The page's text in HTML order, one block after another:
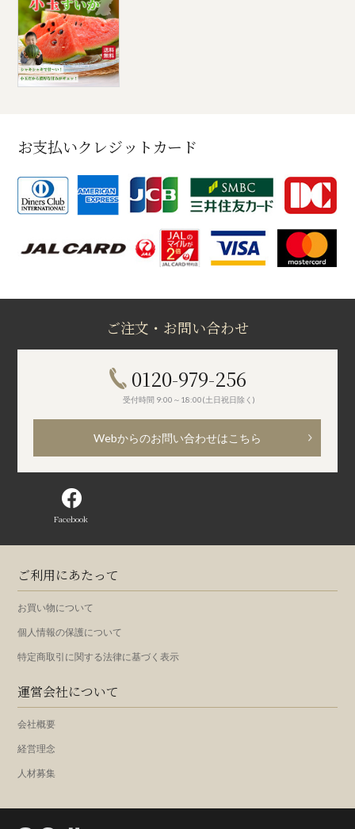
お支払いクレジットカード
ご注文・お問い合わせ
0120-979-256
受付時間 9:00～18:00(土日祝日除く)
Webからのお問い合わせはこちら
Facebook
ご利用にあたって
お買い物について
個人情報の保護について
特定商取引に関する法律に基づく表示
運営会社について
会社概要
経営理念
人材募集